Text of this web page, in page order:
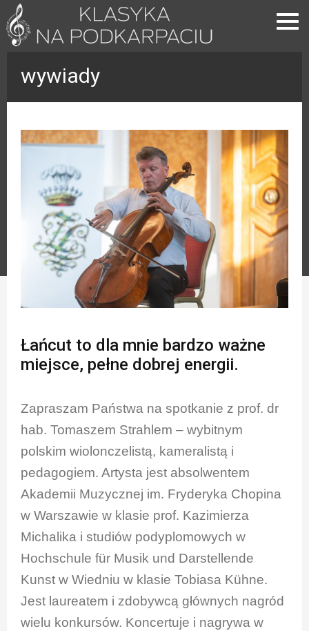
wywiady
Łańcut to dla mnie bardzo ważne
miejsce, pełne dobrej energii.
Zapraszam Państwa na spotkanie z prof. dr
hab. Tomaszem Strahlem – wybitnym
polskim wiolonczelistą, kameralistą i
pedagogiem. Artysta jest absolwentem
Akademii Muzycznej im. Fryderyka Chopina
w Warszawie w klasie prof. Kazimierza
Michalika i studiów podyplomowych w
Hochschule für Musik und Darstellende
Kunst w Wiedniu w klasie Tobiasa Kühne.
Jest laureatem i zdobywcą głównych nagród
wielu konkursów. Koncertuje i nagrywa w